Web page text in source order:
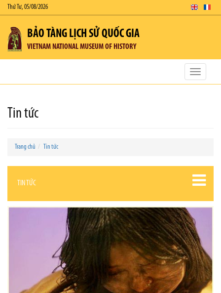
Thứ Tư, 05/08/2026
BẢO TÀNG LỊCH SỬ QUỐC GIA
VIETNAM NATIONAL MUSEUM OF HISTORY
Toggle
Tin tức
Trang chủ Tin tức
TIN TỨC